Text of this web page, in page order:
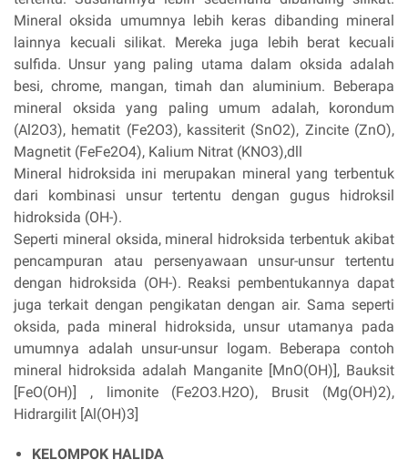
Mineral oksida umumnya lebih keras dibanding mineral
lainnya kecuali silikat. Mereka juga lebih berat kecuali
sulfida. Unsur yang paling utama dalam oksida adalah
besi, chrome, mangan, timah dan aluminium. Beberapa
mineral oksida yang paling umum adalah, korondum
(Al2O3), hematit (Fe2O3), kassiterit (SnO2), Zincite (ZnO),
Magnetit (FeFe2O4), Kalium Nitrat (KNO3),dll
Mineral hidroksida ini merupakan mineral yang terbentuk
dari kombinasi unsur tertentu dengan gugus hidroksil
hidroksida (OH-).
Seperti mineral oksida, mineral hidroksida terbentuk akibat
pencampuran atau persenyawaan unsur-unsur tertentu
dengan hidroksida (OH-). Reaksi pembentukannya dapat
juga terkait dengan pengikatan dengan air. Sama seperti
oksida, pada mineral hidroksida, unsur utamanya pada
umumnya adalah unsur-unsur logam. Beberapa contoh
mineral hidroksida adalah Manganite [MnO(OH)], Bauksit
[FeO(OH)] , limonite (Fe2O3.H2O), Brusit (Mg(OH)2),
Hidrargilit [Al(OH)3]
KELOMPOK HALIDA